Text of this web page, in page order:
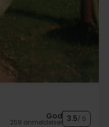
God
259 anmeldelser 3.5/ 5